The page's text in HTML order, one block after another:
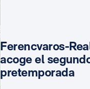
Ferencvaros-
acoge el
pretemporada